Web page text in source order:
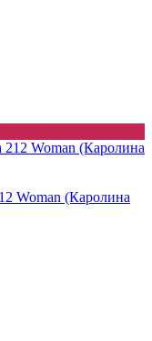
Woman (Каролина